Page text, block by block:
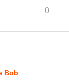
0
Bob